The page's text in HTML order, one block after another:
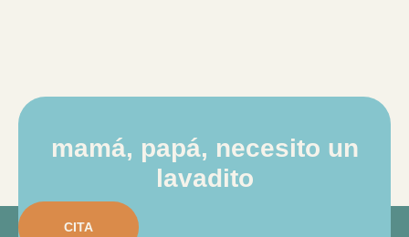
mamá, papá, necesito un
lavadito
CITA